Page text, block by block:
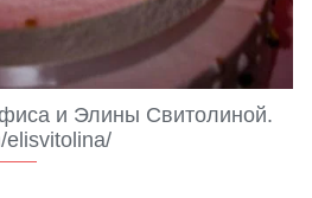
и Элины Свитолиной.
elisvitolina/